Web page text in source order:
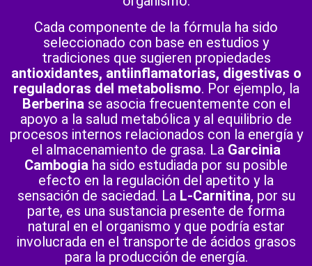
Cada componente de la fórmula ha sido
seleccionado con base en estudios y
tradiciones que sugieren propiedades
antioxidantes, antiinflamatorias, digestivas o
reguladoras del metabolismo. Por ejemplo, la
Berberina se asocia frecuentemente con el
apoyo a la salud metabólica y al equilibrio de
procesos internos relacionados con la energía y
el almacenamiento de grasa. La Garcinia
Cambogia ha sido estudiada por su posible
efecto en la regulación del apetito y la
sensación de saciedad. La L-Carnitina, por su
parte, es una sustancia presente de forma
natural en el organismo y que podría estar
involucrada en el transporte de ácidos grasos
para la producción de energía.